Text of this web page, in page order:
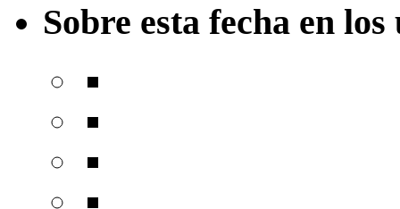
Sobre esta fecha en